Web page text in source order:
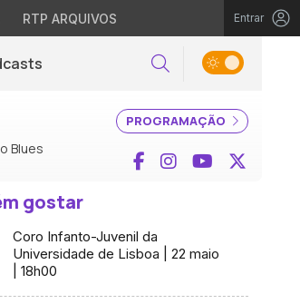
RTP ARQUIVOS Entrar
Pesquisar
PROGRAMAÇÃO
Blues Facebook
InstagramYouTube
gostar
Coro Infanto-Juvenil da
Universidade de Lisboa | 22 maio
| 18h00